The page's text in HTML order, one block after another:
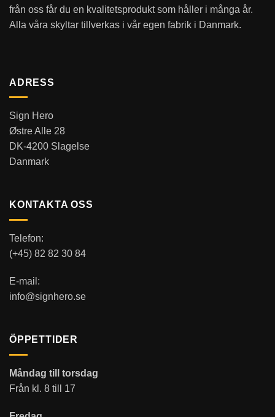
från oss får du en kvalitetsprodukt som håller i många år.
Alla våra skyltar tillverkas i vår egen fabrik i Danmark.
ADRESS
Sign Hero
Østre Alle 28
DK-4200 Slagelse
Danmark
KONTAKTA OSS
Telefon:
(+45) 82 82 30 84
E-mail:
info@signhero.se
ÖPPETTIDER
Måndag till torsdag
Från kl. 8 till 17